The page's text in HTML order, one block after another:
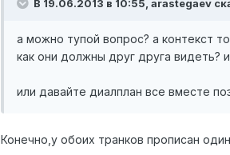
В 19.06.2013 в 10:55, arastegaev
а можно тупой вопрос? а контекст
как они должны друг друга видеть?
или давайте диалплан все вместе
Конечно,у обоих транков прописан